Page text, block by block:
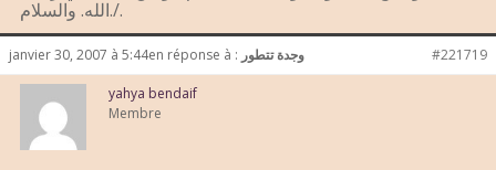
الله. والسلام./.
janvier 30, 2007 à 5:44en réponse à : وجدة تتطور #221719
yahya bendaif
Membre